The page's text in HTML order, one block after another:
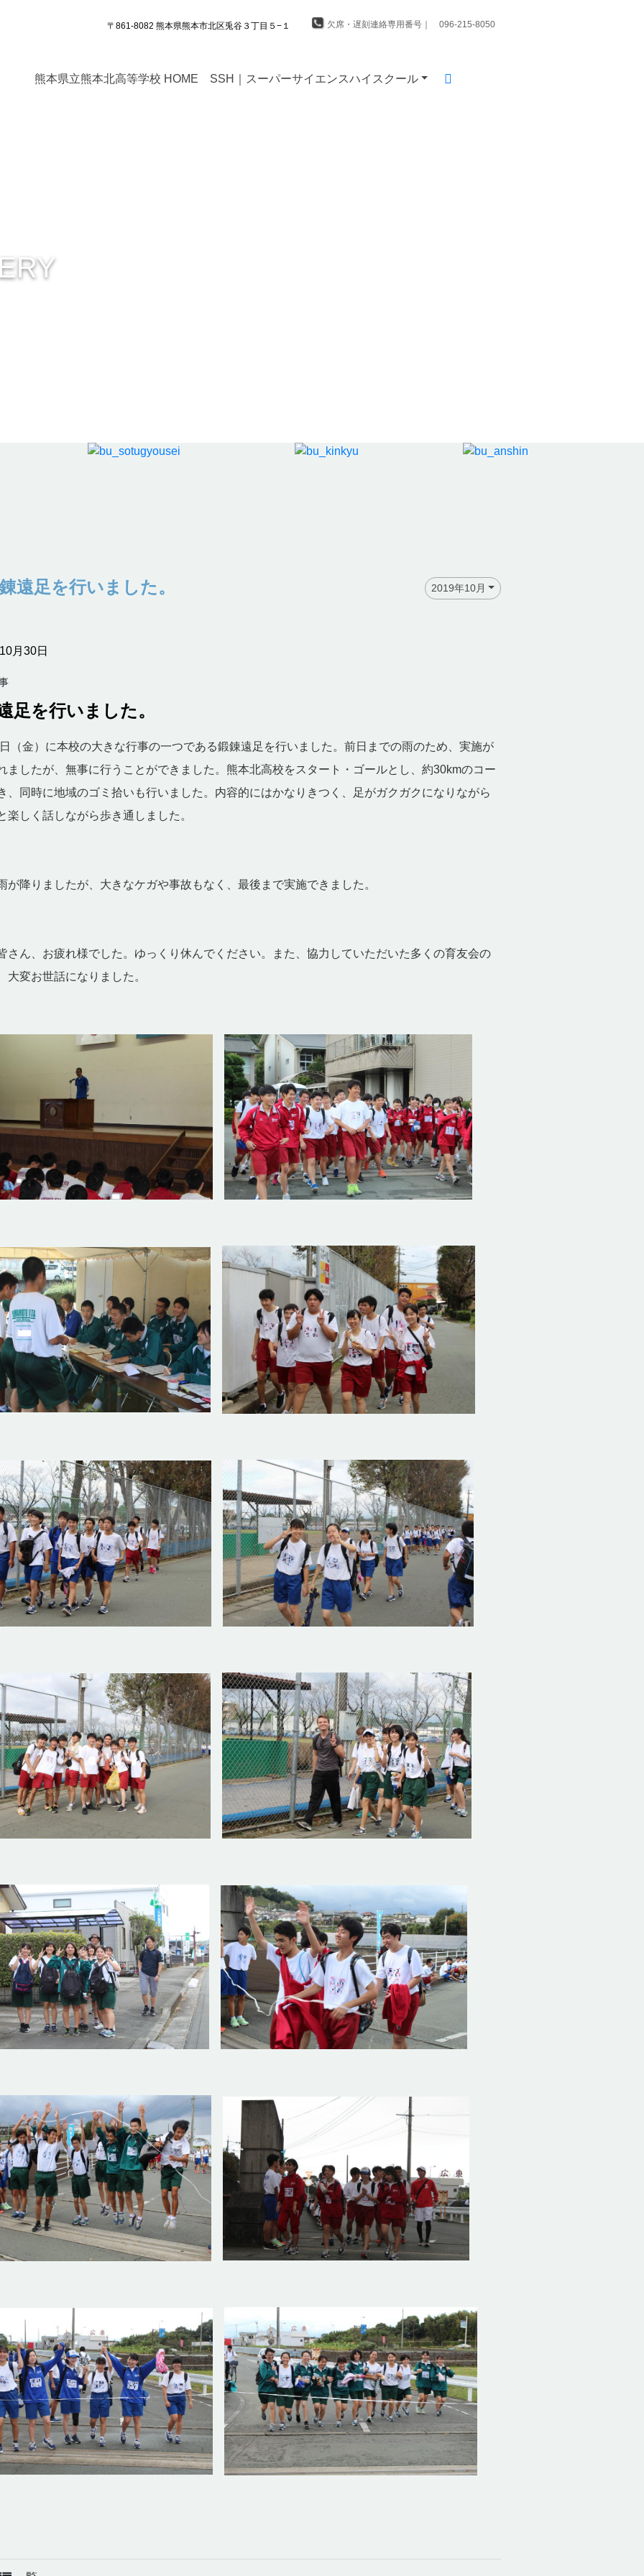
〒861-8082 熊本県熊本市北区兎谷３丁目５−１ 欠席・遅刻連絡専用番号｜ 096-215-8050
熊本県立熊本北高等学校 HOME SSH｜スーパーサイエンスハイスクール
遠足を行いました。 2019年10月
月30日
足を行いました。
（金）に本校の大きな行事の一つである鍛錬遠足を行いました。前日までの雨のため、実施が
ましたが、無事に行うことができました。熊本北高校をスタート・ゴールとし、約30kmのコー
、同時に地域のゴミ拾いも行いました。内容的にはかなりきつく、足がガクガクになりながら
楽しく話しながら歩き通しました。
が降りましたが、大きなケガや事故もなく、最後まで実施できました。
さん、お疲れ様でした。ゆっくり休んでください。また、協力していただいた多くの育友会の
大変お世話になりました。